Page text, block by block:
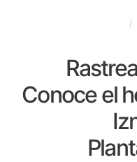
Conoce el